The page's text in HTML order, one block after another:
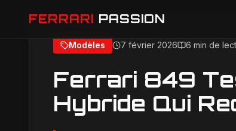
FERRARI PASSION
Accueil Modèles
Modèles 7 février 2026 6 min de
Ferrari 849
Hybride Qui